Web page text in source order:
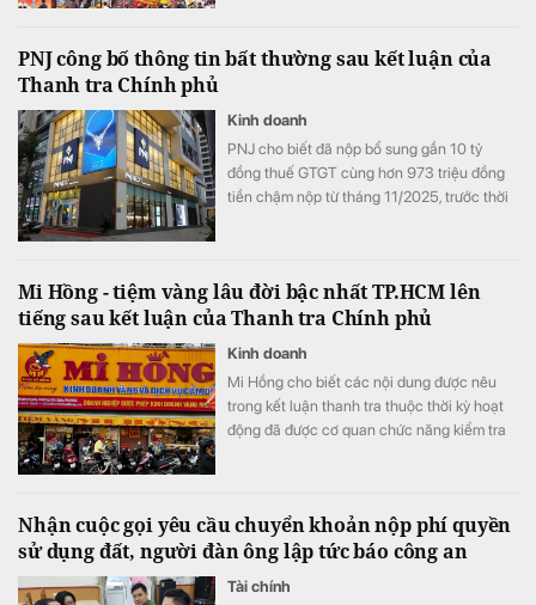
PNJ công bố thông tin bất thường sau kết luận của
Thanh tra Chính phủ
Kinh doanh
PNJ cho biết đã nộp bổ sung gần 10 tỷ
đồng thuế GTGT cùng hơn 973 triệu đồng
tiền chậm nộp từ tháng 11/2025, trước thời
Mi Hồng - tiệm vàng lâu đời bậc nhất TP.HCM lên
tiếng sau kết luận của Thanh tra Chính phủ
Kinh doanh
Mi Hồng cho biết các nội dung được nêu
trong kết luận thanh tra thuộc thời kỳ hoạt
động đã được cơ quan chức năng kiểm tra
Nhận cuộc gọi yêu cầu chuyển khoản nộp phí quyền
sử dụng đất, người đàn ông lập tức báo công an
Tài chính